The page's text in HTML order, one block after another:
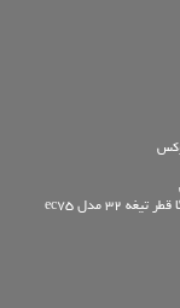
چرخ گوشت الکتروکار طرح امگا قطر تیغه 32 مدل ec75